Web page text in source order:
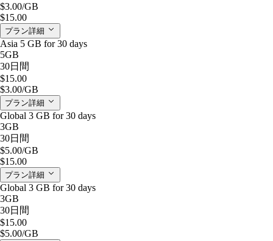
$3.00/GB
$15.00
プラン詳細
Asia 5 GB for 30 days
5GB
30日間
$15.00
$3.00/GB
プラン詳細
Global 3 GB for 30 days
3GB
30日間
$5.00/GB
$15.00
プラン詳細
Global 3 GB for 30 days
3GB
30日間
$15.00
$5.00/GB